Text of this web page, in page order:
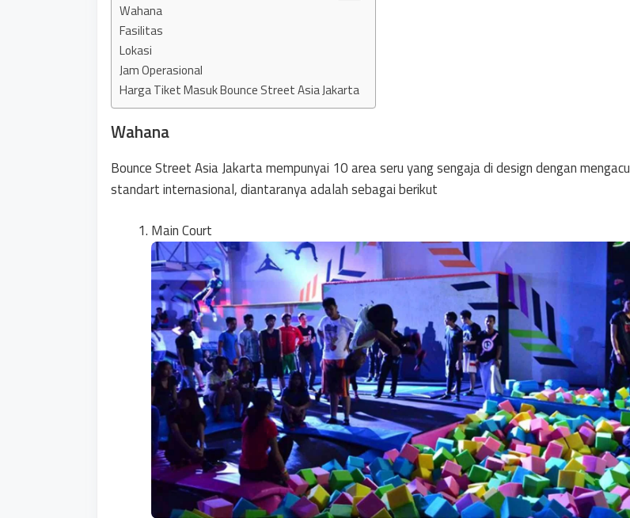
Wahana
Fasilitas
Lokasi
Jam Operasional
Harga Tiket Masuk Bounce Street Asia Jakarta
Wahana
Bounce Street Asia Jakarta mempunyai 10 area seru yang sengaja di design dengan mengacu
standart internasional, diantaranya adalah sebagai berikut
Main Court